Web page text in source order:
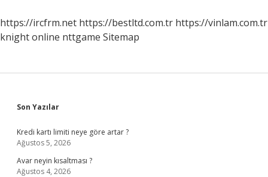
https://ircfrm.net https://bestltd.com.tr https://vinlam.com.tr
knight online nttgame Sitemap
Sidebar
Son Yazılar
Kredi kartı limiti neye göre artar ?
Ağustos 5, 2026
Avar neyin kısaltması ?
Ağustos 4, 2026